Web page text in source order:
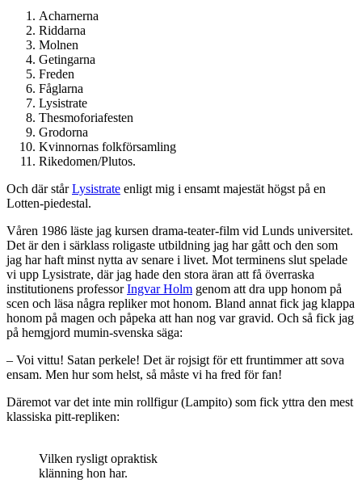
Acharnerna
Riddarna
Molnen
Getingarna
Freden
Fåglarna
Lysistrate
Thesmoforiafesten
Grodorna
Kvinnornas folkförsamling
Rikedomen/Plutos.
Och där stårLysistrate enligt mig i ensamt majestät högst på en
Lotten-piedestal.
Våren 1986 läste jag kursen drama-teater-film vid Lunds universitet.
Det är den i särklass roligaste utbildning jag har gått och den som
jag har haft minst nytta av senare i livet. Mot terminens slut spelade
vi upp Lysistrate, där jag hade den stora äran att få överraska
institutionens professorIngvar Holm genom att dra upp honom på
scen och läsa några repliker mot honom. Bland annat fick jag klappa
honom på magen och påpeka att han nog var gravid. Och så fick jag
på hemgjord mumin-svenska säga:
– Voi vittu! Satan perkele! Det är rojsigt för ett fruntimmer att sova
ensam. Men hur som helst, så måste vi ha fred för fan!
Däremot var det inte min rollfigur (Lampito) som fick yttra den mest
klassiska pitt-repliken:
Vilken rysligt opraktisk
klänning hon har.